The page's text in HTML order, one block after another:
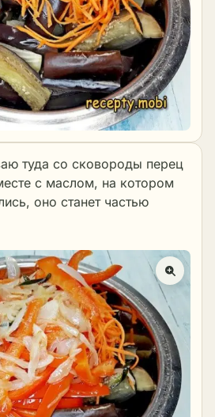
туда со сковороды перец
с маслом, на котором
оно станет частью